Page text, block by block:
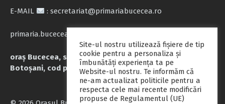
E-MAIL : secretariat@primariabucecea.ro
primaria.bucecea@yahoo.com
oraș Bucecea, str. Calea Națională nr.71, județul
Botoșani, cod poștal 717045
Site-ul nostru utilizează fişiere de tip
cookie pentru a personaliza și
îmbunătăți experiența ta pe
Website-ul nostru. Te informăm că
ne-am actualizat politicile pentru a
respecta cele mai recente modificări
propuse de Regulamentul (UE)